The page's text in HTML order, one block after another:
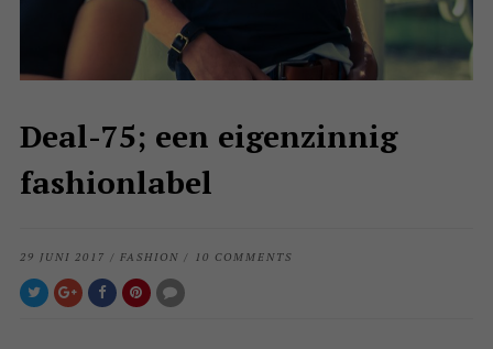
Deal-75; een eigenzinnig
fashionlabel
29 JUNI 2017 / FASHION / 10 COMMENTS